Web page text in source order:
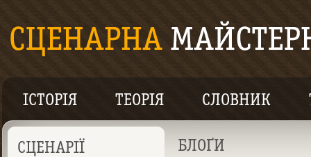
ІСТОРІЯ ТЕОРІЯ СЛОВНИК
СЦЕНАРІЇ БЛОҐИ